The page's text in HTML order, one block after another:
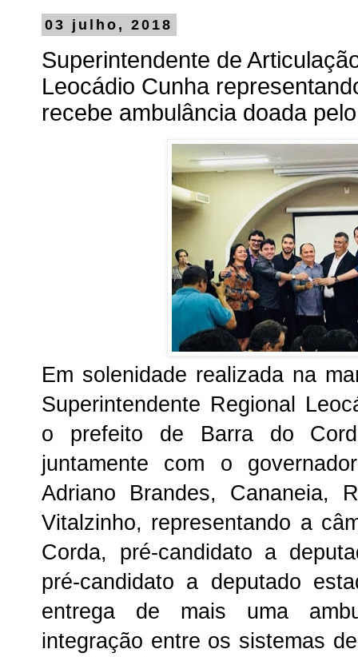
03 julho, 2018
Superintendente de
Leocádio Cunha
recebe ambulância doada
Em solenidade realizada na
Superintendente Regional
o prefeito de Barra do
juntamente com o
Adriano Brandes, Cananeia,
Vitalzinho, representando a
Corda, pré-candidato a
pré-candidato a deputado
entrega de mais uma
integração entre os sistemas